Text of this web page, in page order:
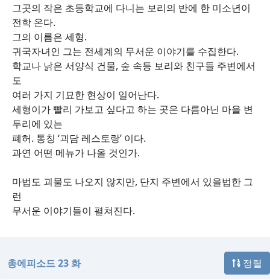
그곳의 작은 초등학교에 다니는 보리의 반에 한 미소년이
전학 온다.
그의 이름은 세형.
귀국자녀인 그는 전세계의 무서운 이야기를 수집한다.
학교나 낡은 서양식 건물, 숲 속등 보리와 친구들 주변에서
도
여러 가지 기묘한 현상이 일어난다.
세형이가 빨리 가보고 싶다고 하는 곳은 다름아닌 마을 변
두리에 있는
폐허. 통칭 ‘괴담 레스토랑’ 이다.
과연 어떤 메뉴가 나올 것인가.
마법도 괴물도 나오지 않지만, 단지 주변에서 있을법한 그
런
무서운 이야기들이 펼쳐진다.
총에피소드 23 화 정렬